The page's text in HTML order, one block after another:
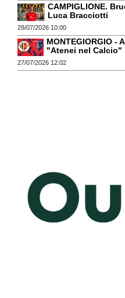
CAMPIGLIONE.
Luca Bracciotti
28/07/2026 10:00
MONTEGIORGIO -
"Atenei nel Calcio"
27/07/2026 12:02